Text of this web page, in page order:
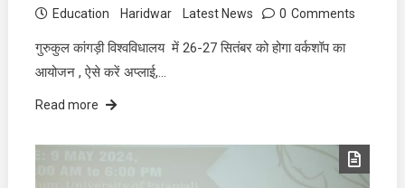
Education
Haridwar Latest News 0 Comments
गुरुकुल कांगड़ी विश्वविधालय में 26-27 सितंबर को होगा वर्कशॉप का
आयोजन , ऐसे करें अप्लाई,…
Read more